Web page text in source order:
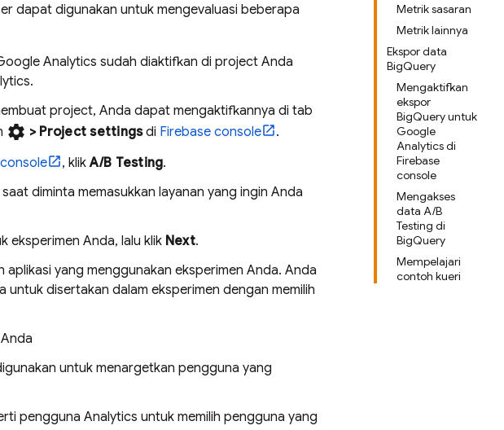
Metrik sasaran
Metrik lainnya
Ekspor data
BigQuery
Mengaktifkan
ekspor
BigQuery untuk
Google
Analytics di
Firebase
console
Mengakses
data A/B
Testing di
BigQuery
Mempelajari
contoh kueri
dapat digunakan untuk mengevaluasi beberapa
Analytics sudah diaktifkan di project Anda
.
project, Anda dapat mengaktifkannya di tab
settings > Project settingsdi Firebase console
.
, klikA/B Testing.
diminta memasukkan layanan yang ingin Anda
eksperimen Anda, lalu klik Next.
aplikasi yang menggunakan eksperimen Anda. Anda
disertakan dalam eksperimen dengan memilih
untuk menargetkan pengguna yang
pengguna Analytics untuk memilih pengguna yang